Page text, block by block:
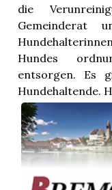
die
Gemeinderat
Hundes
entsorgen. Es
Hundehaltende.